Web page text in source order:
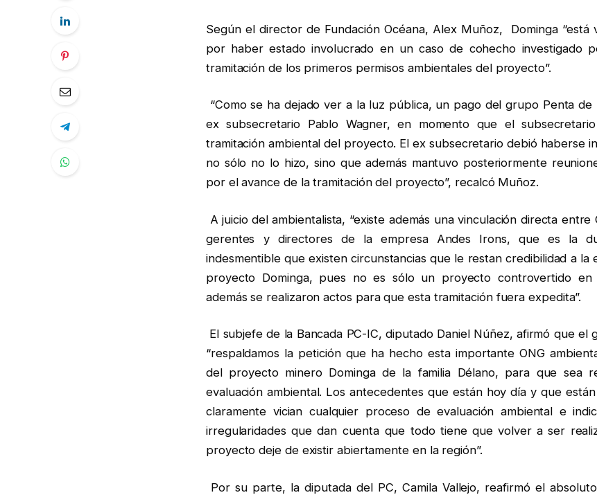
Según el director de Fundación Océana, Alex Muñoz, Dominga “está
por haber estado involucrado en un caso de cohecho investigado
tramitación de los primeros permisos ambientales del proyecto”.
“Como se ha dejado ver a la luz pública, un pago del grupo Penta
ex subsecretario Pablo Wagner, en momento que el
tramitación ambiental del proyecto. El ex subsecretario debió haberse
no sólo no lo hizo, sino que además mantuvo posteriormente
por el avance de la tramitación del proyecto”, recalcó Muñoz.
A juicio del ambientalista, “existe además una vinculación directa
gerentes y directores de la empresa Andes Irons, que es la
indesmentible que existen circunstancias que le restan credibilidad a la
proyecto Dominga, pues no es sólo un proyecto controvertido en
además se realizaron actos para que esta tramitación fuera expedita”.
El subjefe de la Bancada PC-IC, diputado Daniel Núñez, afirmó que el
“respaldamos la petición que ha hecho esta importante ONG
del proyecto minero Dominga de la familia Délano, para que sea
evaluación ambiental. Los antecedentes que están hoy día y que
claramente vician cualquier proceso de evaluación ambiental e
irregularidades que dan cuenta que todo tiene que volver a ser
proyecto deje de existir abiertamente en la región”.
Por su parte, la diputada del PC, Camila Vallejo, reafirmó el